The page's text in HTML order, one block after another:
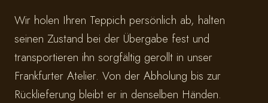
Wir holen Ihren Teppich persönlich ab, halten
seinen Zustand bei der Übergabe fest und
transportieren ihn sorgfältig gerollt in unser
Frankfurter Atelier. Von der Abholung bis zur
Rücklieferung bleibt er in denselben Händen.